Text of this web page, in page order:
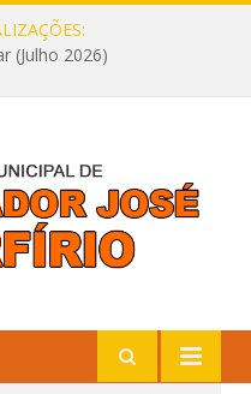
(Julho 2026)